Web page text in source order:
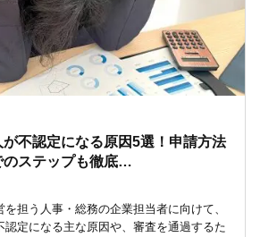
不認定になる原因5選！申請方法
のステップも徹底…
担う人事・総務の企業担当者に向けて、
認定になる主な原因や、審査を通過するた